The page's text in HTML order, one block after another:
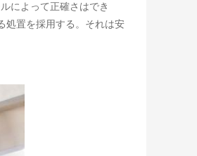
によって正確さはでき
処置を採用する。それは安